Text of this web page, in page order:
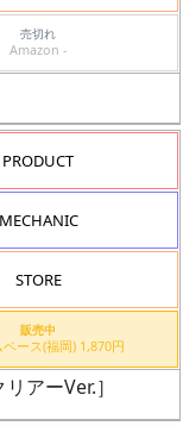
売切れ
Amazon -
PRODUCT
MECHANIC
STORE
販売中
ガンダムベース(福岡) 1,870円
アーVer.］